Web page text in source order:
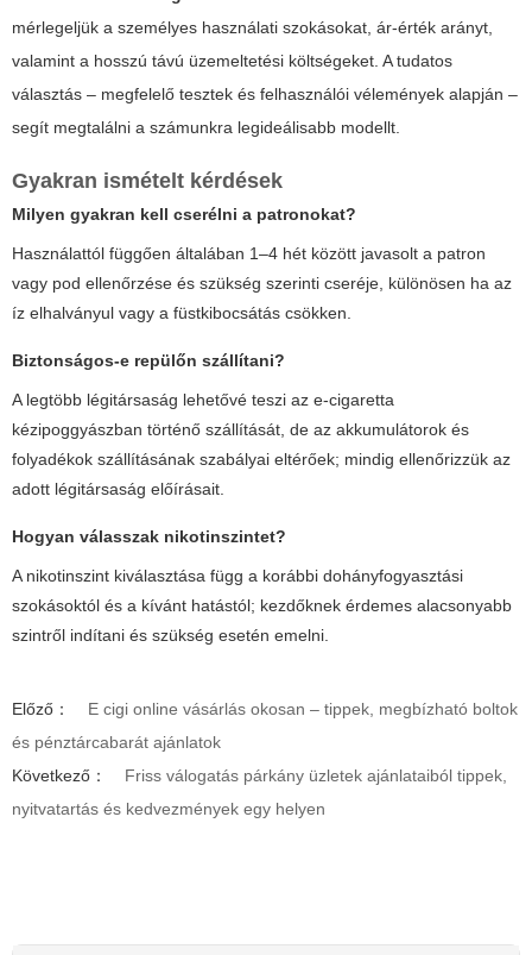
mérlegeljük a személyes használati szokásokat, ár-érték arányt,
valamint a hosszú távú üzemeltetési költségeket. A tudatos
választás – megfelelő tesztek és felhasználói vélemények alapján –
segít megtalálni a számunkra legideálisabb modellt.
Gyakran ismételt kérdések
Milyen gyakran kell cserélni a patronokat?
Használattól függően általában 1–4 hét között javasolt a patron
vagy pod ellenőrzése és szükség szerinti cseréje, különösen ha az
íz elhalványul vagy a füstkibocsátás csökken.
Biztonságos-e repülőn szállítani?
A legtöbb légitársaság lehetővé teszi az e-cigaretta
kézipoggyászban történő szállítását, de az akkumulátorok és
folyadékok szállításának szabályai eltérőek; mindig ellenőrizzük az
adott légitársaság előírásait.
Hogyan válasszak nikotinszintet?
A nikotinszint kiválasztása függ a korábbi dohányfogyasztási
szokásoktól és a kívánt hatástól; kezdőknek érdemes alacsonyabb
szintről indítani és szükség esetén emelni.
Előző：
E cigi online vásárlás okosan – tippek, megbízható boltok
és pénztárcabarát ajánlatok
Következő：
Friss válogatás párkány üzletek ajánlataiból tippek,
nyitvatartás és kedvezmények egy helyen